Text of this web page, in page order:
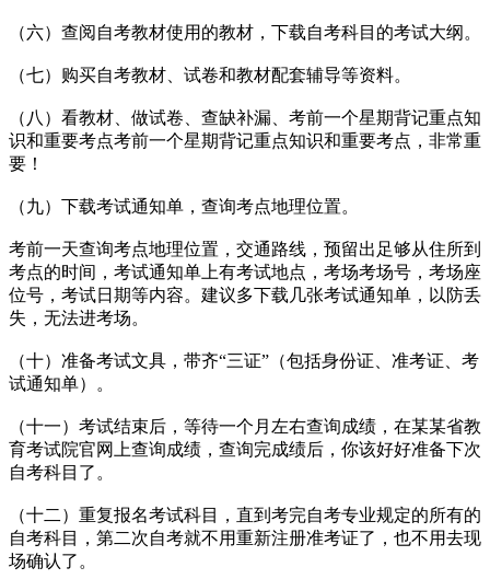
（六）查阅自考教材使用的教材，下载自考科目的考试大纲。
（七）购买自考教材、试卷和教材配套辅导等资料。
（八）看教材、做试卷、查缺补漏、考前一个星期背记重点知
识和重要考点考前一个星期背记重点知识和重要考点，非常重
要！
（九）下载考试通知单，查询考点地理位置。
考前一天查询考点地理位置，交通路线，预留出足够从住所到
考点的时间，考试通知单上有考试地点，考场考场号，考场座
位号，考试日期等内容。建议多下载几张考试通知单，以防丢
失，无法进考场。
（十）准备考试文具，带齐“三证”（包括身份证、准考证、考
试通知单）。
（十一）考试结束后，等待一个月左右查询成绩，在某某省教
育考试院官网上查询成绩，查询完成绩后，你该好好准备下次
自考科目了。
（十二）重复报名考试科目，直到考完自考专业规定的所有的
自考科目，第二次自考就不用重新注册准考证了，也不用去现
场确认了。